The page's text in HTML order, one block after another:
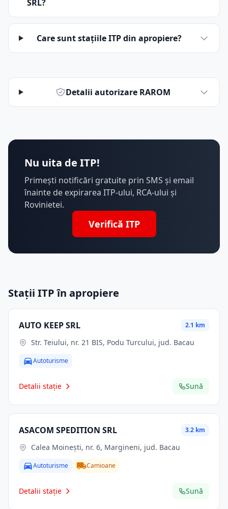
SRL?
Care sunt stațiile ITP din apropiere?
Detalii autorizare RAROM
Nu uita de ITP!
Primești notificări gratuite prin SMS și email
înainte de expirarea ITP-ului, RCA-ului și
Rovinietei.
Verifică ITP
Stații ITP în apropiere
AUTO KEEP SRL 2.1 km
Str. Teiului, nr. 21 BIS, Podu Turcului, jud. Bacau
Autoturisme
Detalii stație Sună
ASACOM SPEDITION SRL 3.2 km
Calea Moineşti, nr. 6, Margineni, jud. Bacau
Autoturisme Camioane
Detalii stație Sună